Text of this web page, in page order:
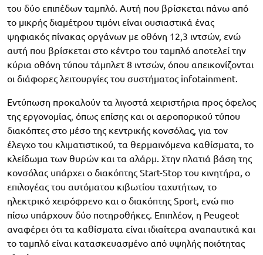
του δύο επιπέδων ταμπλό. Αυτή που βρίσκεται πάνω από
το μικρής διαμέτρου τιμόνι είναι ουσιαστικά ένας
ψηφιακός πίνακας οργάνων με οθόνη 12,3 ιντσών, ενώ
αυτή που βρίσκεται στο κέντρο του ταμπλό αποτελεί την
κύρια οθόνη τύπου τάμπλετ 8 ιντσών, όπου απεικονίζονται
οι διάφορες λειτουργίες του συστήματος infotainment.
Εντύπωση προκαλούν τα λιγοστά χειριστήρια προς όφελος
της εργονομίας, όπως επίσης και οι αεροπορικού τύπου
διακόπτες στο μέσο της κεντρικής κονσόλας, για τον
έλεγχο του κλιματιστικού, τα θερμαινόμενα καθίσματα, το
κλείδωμα των θυρών και τα αλάρμ. Στην πλατιά βάση της
κονσόλας υπάρχει ο διακόπτης Start-Stop του κινητήρα, ο
επιλογέας του αυτόματου κιβωτίου ταχυτήτων, το
ηλεκτρικό χειρόφρενο και ο διακόπτης Sport, ενώ πιο
πίσω υπάρχουν δύο ποτηροθήκες. Επιπλέον, η Peugeot
αναφέρει ότι τα καθίσματα είναι ιδιαίτερα αναπαυτικά και
το ταμπλό είναι κατασκευασμένο από υψηλής ποιότητας